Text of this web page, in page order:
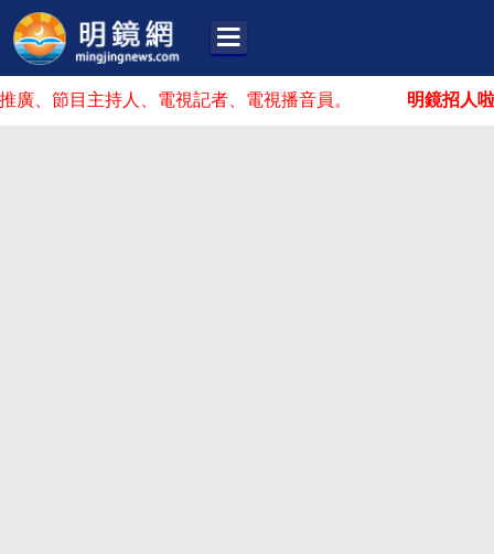
目主持人、電視記者、電視播音員。 明鏡招人啦！你可